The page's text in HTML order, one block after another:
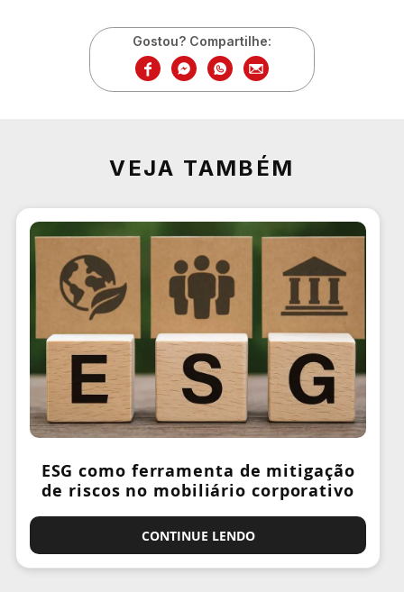
Gostou? Compartilhe:
VEJA TAMBÉM
ESG como ferramenta de mitigação
de riscos no mobiliário corporativo
CONTINUE LENDO